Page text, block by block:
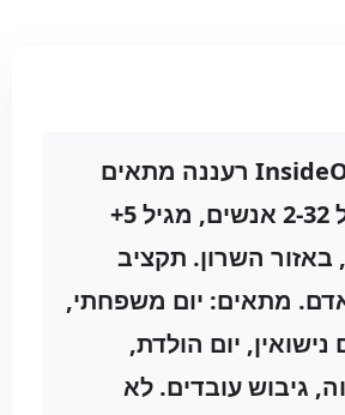
InsideOut רעננה מתאים
לקבוצות של 2-32 אנשים, מגיל 5+
באזור השרון. תקציב
₪ לאדם. מתאים: יום משפחתי,
נישואין, יום הולדת,
גיבוש עובדים. לא